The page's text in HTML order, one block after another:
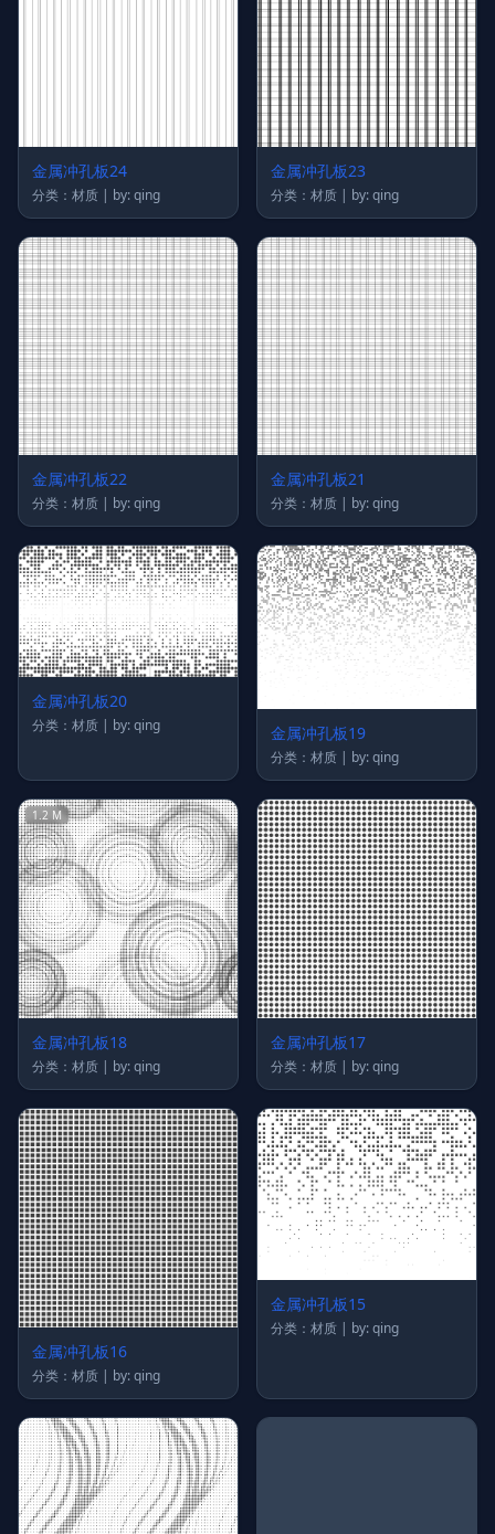
金属冲孔板24
分类：材质 | by: qing
金属冲孔板23
分类：材质 | by: qing
金属冲孔板22
分类：材质 | by: qing
金属冲孔板21
分类：材质 | by: qing
金属冲孔板20
分类：材质 | by: qing 金属冲孔板19
分类：材质 | by: qing
1.2 M
金属冲孔板18
分类：材质 | by: qing
金属冲孔板17
分类：材质 | by: qing
金属冲孔板16
分类：材质 | by: qing
金属冲孔板15
分类：材质 | by: qing